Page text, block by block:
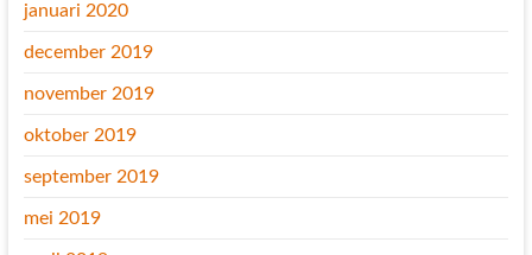
januari 2020
december 2019
november 2019
oktober 2019
september 2019
mei 2019